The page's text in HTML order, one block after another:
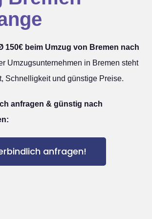
150€ beim Umzug von Bremen nach
Umzugsunternehmen in Bremen steht
Schnelligkeit und günstige Preise.
anfragen & günstig nach
anfragen!